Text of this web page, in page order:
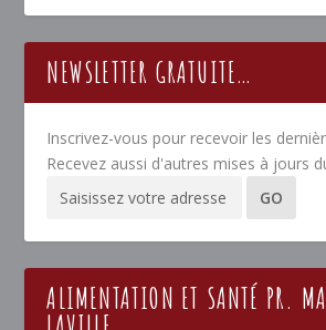
NEWSLETTER GRATUITE…
Inscrivez-vous pour recevoir les
Recevez aussi d'autres mises à jours
ALIMENTATION ET SANTÉ PR.